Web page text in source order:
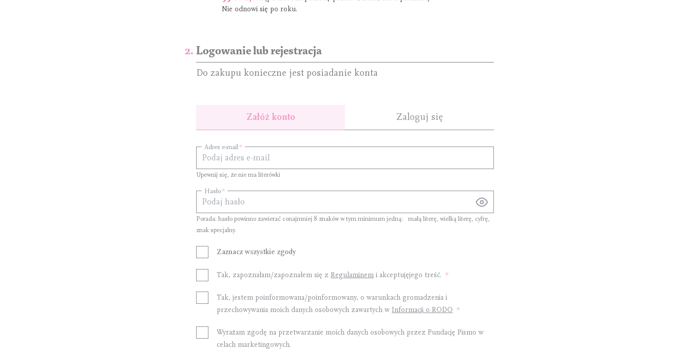
Nie odnowi się po roku.
Logowanie lub rejestracja
Do zakupu konieczne jest posiadanie konta
Załóż konto
Adres e-mail
Upewnij się, że nie ma literówki
Hasło
Porada: hasło powinno zawierać conajmniej 8 znakóww tym minimum jedną: małą literę, wielką literę, cyfrę,
znak specjalny.
Zaznacz wszystkie zgody
Tak, zapoznałam/zapoznałem się z Regulaminem i akceptujęjego treść.
Tak, jestem poinformowana/poinformowany, o warunkach gromadzenia i
przechowywania moich danych osobowych zawartych w Informacji o RODO
Wyrażam zgodę na przetwarzanie moich danych osobowych przez Fundację Pismo w
celach marketingowych.
Zaloguj się